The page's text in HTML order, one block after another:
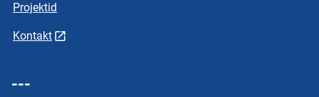
Projektid
Kontakt
---